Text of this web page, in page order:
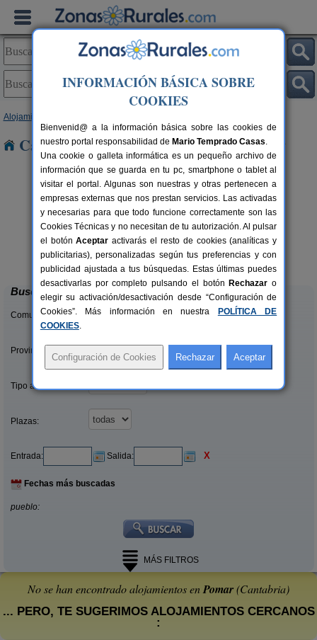
Alojamientos
Casas Rurales cerca de Pomar
20+1 pers.
desde25 €
La Casa del Lago de Campoo
Orzales (Cantabria)
Buscar
Comunidades:
Provincias/Islas:
Tipo alquiler:
Plazas:
Entrada: Salida: X
Fechas más buscadas
pueblo:
MÁS FILTROS
No se han encontrado alojamientos enPomar(Cantabria)
... PERO, TE SUGERIMOS ALOJAMIENTOS CERCANOS
:
INFORMACIÓN BÁSICA SOBRE
COOKIES
Bienvenid@ a la información básica sobre las cookies de
nuestro portal responsabilidad de Mario Temprado Casas.
Una cookie o galleta informática es un pequeño archivo de
información que se guarda en tu pc, smartphone o tablet al
visitar el portal. Algunas son nuestras y otras pertenecen a
empresas externas que nos prestan servicios. Las activadas
y necesarias para que todo funcione correctamente son las
Cookies Técnicas y no necesitan de tu autorización. Al pulsar
el botónAceptar activarás el resto de cookies (analíticas y
publicitarias), personalizadas según tus preferencias y con
publicidad ajustada a tus búsquedas. Estas últimas puedes
desactivarlas por completo pulsando el botón Rechazar o
elegir su activación/desactivación desde “Configuración de
Cookies”. Más información en nuestra
POLÍTICA DE
COOKIES.